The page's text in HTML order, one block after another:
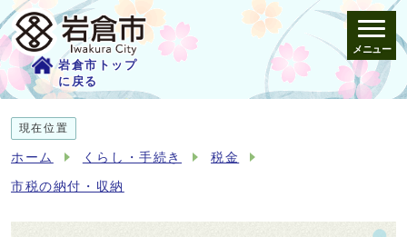
岩倉市トップ
に戻る
メニュー
現在位置
ホーム くらし・手続き 税金
市税の納付・収納